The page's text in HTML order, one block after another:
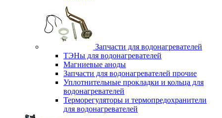
Запчасти для водонагревателей
ТЭНы для водонагревателей
Магниевые аноды
Запчасти для водонагревателей прочие
Уплотнительные прокладки и кольца для
водонагревателей
Терморегуляторы и термопредохранители
для водонагревателей